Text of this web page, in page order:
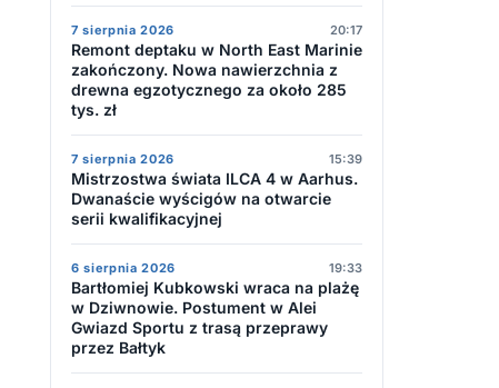
7 sierpnia 2026 20:17
Remont deptaku w North East Marinie
zakończony. Nowa nawierzchnia z
drewna egzotycznego za około 285
tys. zł
7 sierpnia 2026 15:39
Mistrzostwa świata ILCA 4 w Aarhus.
Dwanaście wyścigów na otwarcie
serii kwalifikacyjnej
6 sierpnia 2026 19:33
Bartłomiej Kubkowski wraca na plażę
w Dziwnowie. Postument w Alei
Gwiazd Sportu z trasą przeprawy
przez Bałtyk